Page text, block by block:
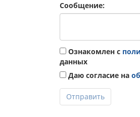
Сообщение:
Ознакомлен с
данных
Даю согласие на
Отправить